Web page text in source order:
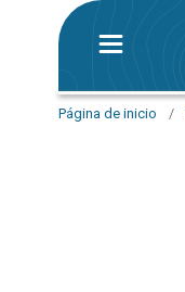
Página de inicio /